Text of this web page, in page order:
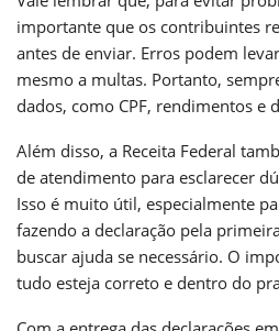
importante que os contribuintes
antes de enviar. Erros podem
mesmo a multas. Portanto,
dados, como CPF, rendimentos e
Além disso, a Receita Federal
de atendimento para esclarecer
Isso é muito útil, especialmente
fazendo a declaração pela
buscar ajuda se necessário. O
tudo esteja correto e dentro do